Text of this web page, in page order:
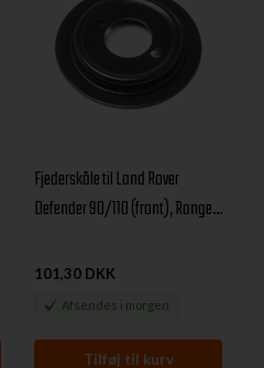
Fjederskåle til Land Rover
Defender 90/110 (front), Range
101,30 DKK
Afsendes i morgen